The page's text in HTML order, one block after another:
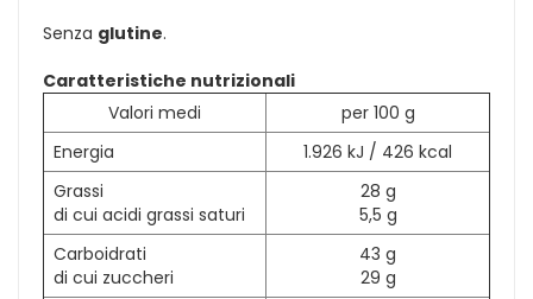
Senza glutine.
Caratteristiche nutrizionali
Valori medi
per 100 g
Energia
1.926 kJ / 426 kcal
Grassi
di cui acidi grassi saturi
28 g
5,5 g
Carboidrati
di cui zuccheri
43 g
29 g